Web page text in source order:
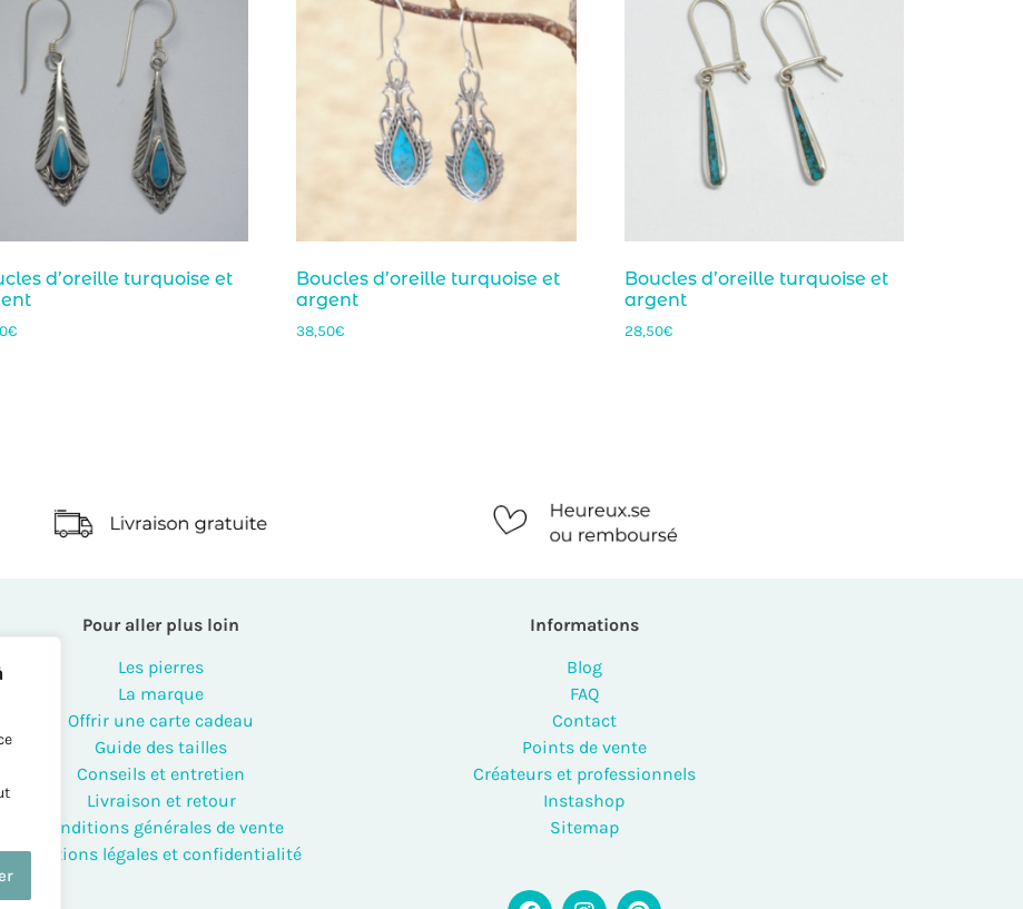
d’oreille turquoise et
€
Boucles d’oreille turquoise et
argent
38,50€
Boucles d’oreille turquoise et
argent
28,50€
Pour aller plus loin
Les pierres
La marque
Offrir une carte cadeau
Guide des tailles
Conseils et entretien
Livraison et retour
Conditions générales de vente
Mentions légales et confidentialité
Informations
Blog
FAQ
Contact
Points de vente
Créateurs et professionnels
Instashop
Sitemap